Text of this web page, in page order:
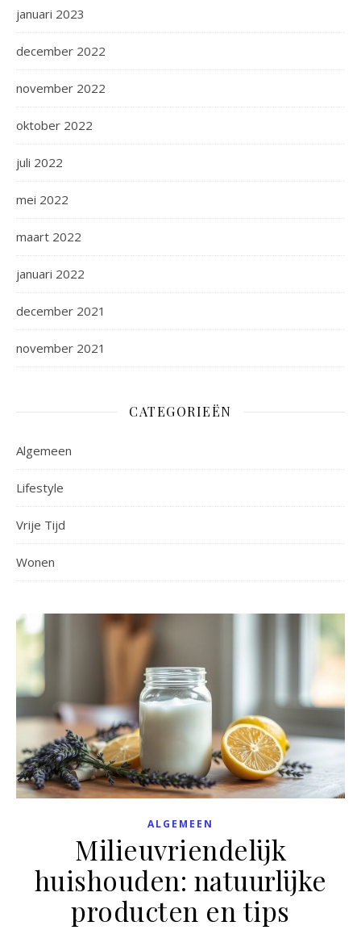
januari 2023
december 2022
november 2022
oktober 2022
juli 2022
mei 2022
maart 2022
januari 2022
december 2021
november 2021
CATEGORIEËN
Algemeen
Lifestyle
Vrije Tijd
Wonen
ALGEMEEN
Milieuvriendelijk
huishouden: natuurlijke
producten en tips